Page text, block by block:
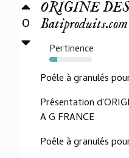
0
ORIGINE
Batiproduits.com
Pertinence
19%
Poêle à granulés
Présentation
A G FRANCE
Poêle à granulés